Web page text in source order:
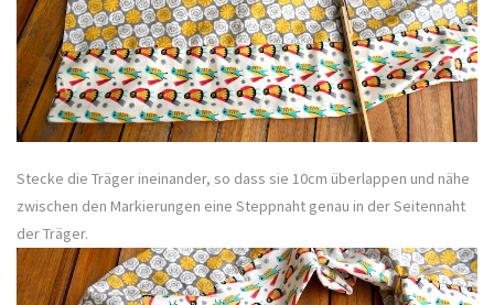
Stecke die Träger ineinander, so dass sie 10cm überlappen und nähe
zwischen den Markierungen eine Steppnaht genau in der Seitennaht
der Träger.